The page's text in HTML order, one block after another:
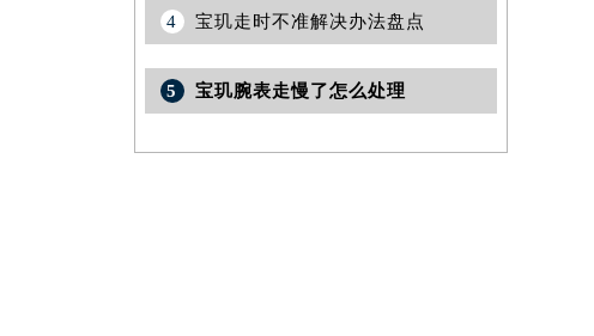
4 宝玑走时不准解决办法盘点
5 宝玑腕表走慢了怎么处理